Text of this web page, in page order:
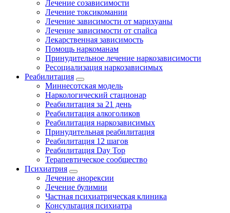
Лечение созависимости
Лечение токсикомании
Лечение зависимости от марихуаны
Лечение зависимости от спайса
Лекарственная зависимость
Помощь наркоманам
Принудительное лечение наркозависимости
Ресоциализация наркозависимых
Реабилитация
Миннесотская модель
Наркологический стационар
Реабилитация за 21 день
Реабилитация алкоголиков
Реабилитация наркозависимых
Принудительная реабилитация
Реабилитация 12 шагов
Реабилитация Day Top
Терапевтическое сообщество
Психиатрия
Лечение анорексии
Лечение булимии
Частная психиатрическая клиника
Консультация психиатра